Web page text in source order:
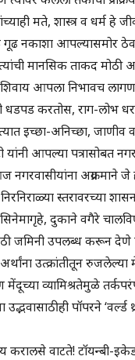
मते, शास्त्र व धर्म
नकाशा आपल्यासमोर
मानसिक ताकद मोठी
आपला निभावच
धडपड करतोस, राग-लोभ
इच्छा-अनिच्छा,
आपल्या पत्रासोबत
नगरवासीयांना
स्तरावरच्या
दुकाने वगैरे चालविणे
जमिनी उपलब्ध करून
उत्क्रांतीतून
मेंदूच्या व्यामिश्रतेमुळे
पॉपरने ‘वर्ल्ड
करालसे वाटते! टॉयन्बी-